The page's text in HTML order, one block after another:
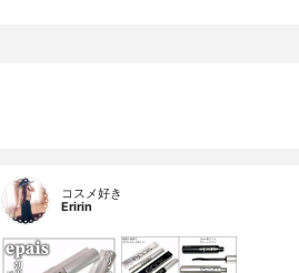
コスメ好き
Eririn